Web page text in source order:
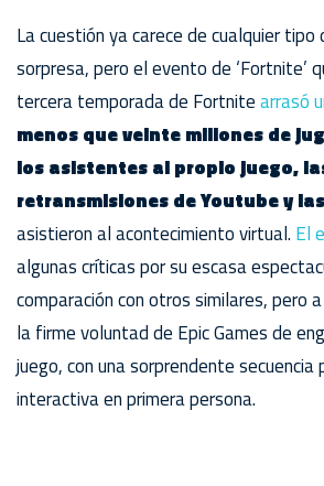
La cuestión ya carece de cualquier
sorpresa, pero el evento de ‘Fortnite’
tercera temporada de Fortnitearrasó
menos que veinte millones de
los asistentes al propio juego,
retransmisiones de Youtube y
asistieron al acontecimiento virtual. El
algunas críticas por su escasa
comparación con otros similares, pero
la firme voluntad de Epic Games de
juego, con una sorprendente secuencia
interactiva en primera persona.